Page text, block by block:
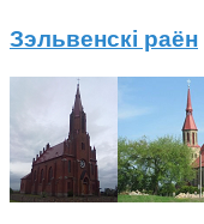
Зэльвенскі раён